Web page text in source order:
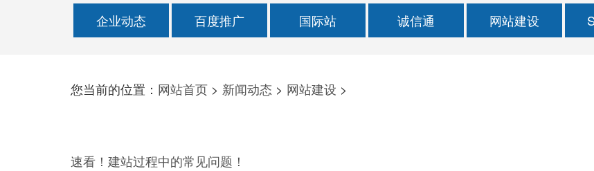
企业动态 百度推广 国际站 诚信通 网站建设
您当前的位置： 网站首页 > 新闻动态 > 网站建设 >
速看！建站过程中的常见问题！